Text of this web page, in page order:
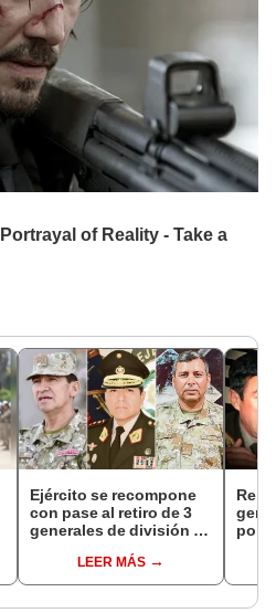
Ejército se recompone
con pase al retiro de 3
generales de división y
LEER MÁS